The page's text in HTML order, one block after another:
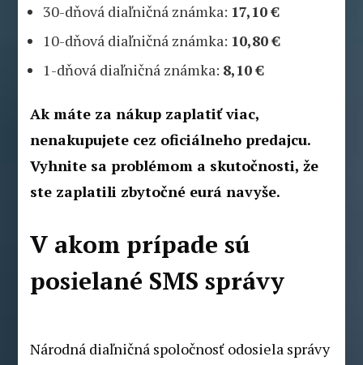
30-dňová diaľničná známka: 17,10 €
10-dňová diaľničná známka: 10,80 €
1-dňová diaľničná známka: 8,10 €
Ak máte za nákup zaplatiť viac,
nenakupujete cez oficiálneho predajcu.
Vyhnite sa problémom a skutočnosti, že
ste zaplatili zbytočné eurá navyše.
V akom prípade sú
posielané SMS správy
Národná diaľničná spoločnosť odosiela správy